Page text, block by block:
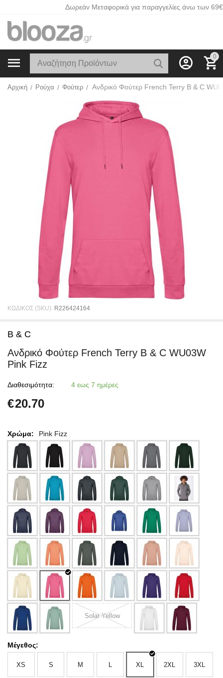
Δωρεάν Μεταφορικά για παραγγελίες άνω των 69€
0
Αρχική / Ρούχα / Φούτερ /
ΚΩΔΙΚΟΣ (SKU): R226424164
B & C
Ανδρικό Φούτερ French Terry B & C WU03W
Pink Fizz
Διαθεσιμότητα: 4 εως 7 ημέρες
€20.70
Χρώμα: Pink Fizz
Solar Yellow
Μέγεθος:
XS S M L XL 2XL 3XL